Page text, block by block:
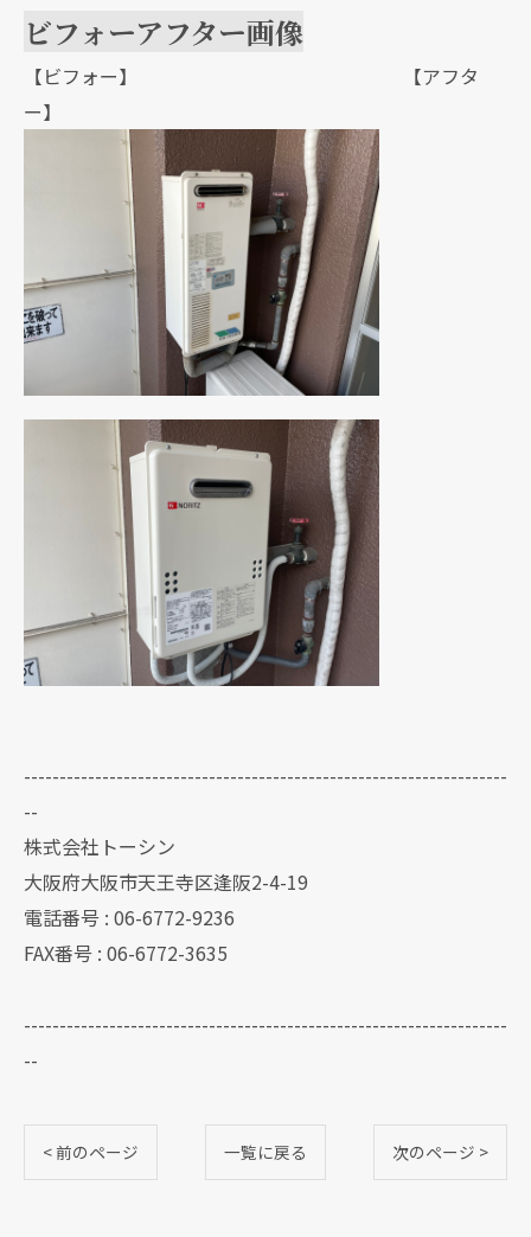
ビフォーアフター画像
【ビフォー】 【アフタ
ー】
--------------------------------------------------------------------
--
株式会社トーシン
大阪府大阪市天王寺区逢阪2-4-19
電話番号 : 06-6772-9236
FAX番号 : 06-6772-3635
--------------------------------------------------------------------
--
< 前のページ 一覧に戻る 次のページ >